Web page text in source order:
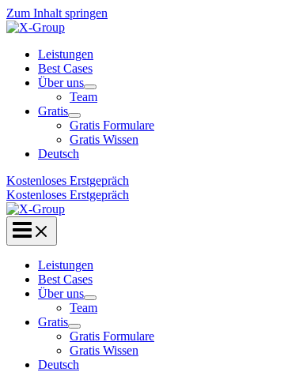
Zum Inhalt springen
Leistungen
Best Cases
Über uns
Team
Gratis
Gratis Formulare
Gratis Wissen
Deutsch
Kostenloses Erstgepräch
Kostenloses Erstgepräch
Leistungen
Best Cases
Über uns
Team
Gratis
Gratis Formulare
Gratis Wissen
Deutsch